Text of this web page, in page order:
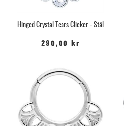
Hinged Crystal Tears Clicker - Stål
290,00 kr